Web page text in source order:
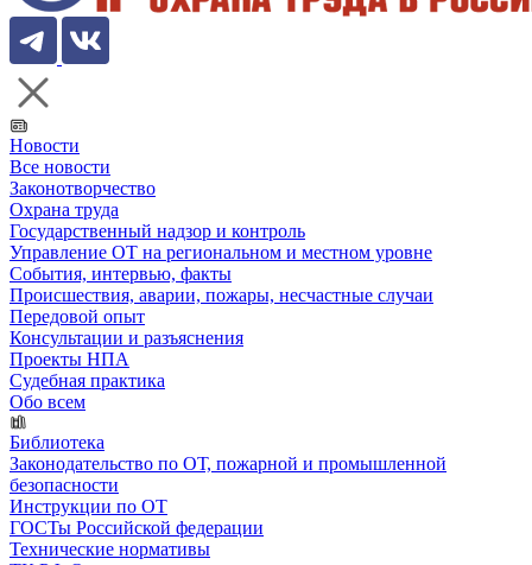
Новости
Все новости
Законотворчество
Охрана труда
Государственный надзор и контроль
Управление ОТ на региональном и местном уровне
События, интервью, факты
Происшествия, аварии, пожары, несчастные случаи
Передовой опыт
Консультации и разъяснения
Проекты НПА
Судебная практика
Обо всем
Библиотека
Законодательство по ОТ, пожарной и промышленной
безопасности
Инструкции по ОТ
ГОСТы Российской федерации
Технические нормативы